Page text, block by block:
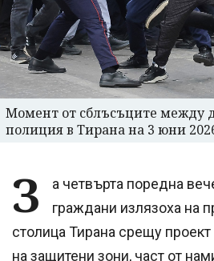
Момент от сблъсъците между
полиция в Тирана на 3 юни
З
а четвърта поредна
граждани излязоха на
столица Тирана срещу проект
на защитени зони, част от